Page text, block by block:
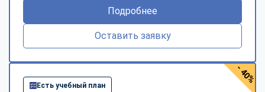
Подробнее
Оставить заявку
Есть учебный план
- 40%